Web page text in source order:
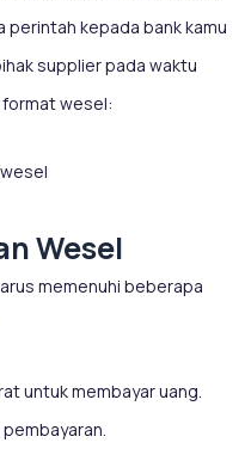
perintah kepada bank kamu
supplier pada waktu
wesel:
Wesel
memenuhi beberapa
untuk membayar uang.